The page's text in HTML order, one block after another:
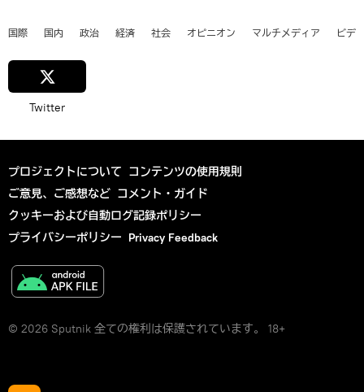
国際 国内 政治 経済 社会 オピニオン マルチメディア ビデ
Twitter
プロジェクトについて コンテンツの使用規則
ご意見、ご感想など コメント・ガイド
クッキーおよび自動ログ記録ポリシー
プライバシーポリシー Privacy Feedback
© 2026 Sputnik 全ての権利は保護されています。 18+